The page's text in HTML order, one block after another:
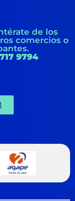
de los
comercios o
9794